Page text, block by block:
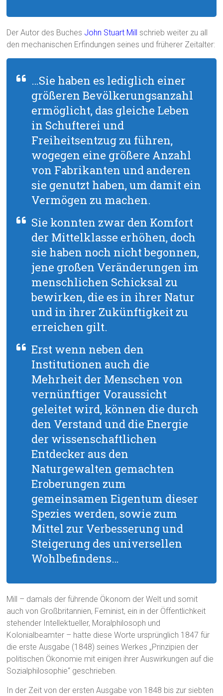
Der Autor des Buches John Stuart Mill schrieb weiter zu all
den mechanischen Erfindungen seines und früherer Zeitalter:
…Sie haben es lediglich einer
größeren Bevölkerungsanzahl
ermöglicht, das gleiche Leben
in Schufterei und
Freiheitsentzug zu führen,
wogegen eine größere Anzahl
von Fabrikanten und anderen
sie genutzt haben, um damit ein
Vermögen zu machen.
Sie konnten zwar den Komfort
der Mittelklasse erhöhen, doch
sie haben noch nicht begonnen,
jene großen Veränderungen im
menschlichen Schicksal zu
bewirken, die es in ihrer Natur
und in ihrer Zukünftigkeit zu
erreichen gilt.
Erst wenn neben den
Institutionen auch die
Mehrheit der Menschen von
vernünftiger Voraussicht
geleitet wird, können die durch
den Verstand und die Energie
der wissenschaftlichen
Entdecker aus den
Naturgewalten gemachten
Eroberungen zum
gemeinsamen Eigentum dieser
Spezies werden, sowie zum
Mittel zur Verbesserung und
Steigerung des universellen
Wohlbefindens…
Mill – damals der führende Ökonom der Welt und somit
auch von Großbritannien, Feminist, ein in der Öffentlichkeit
stehender Intellektueller, Moralphilosoph und
Kolonialbeamter – hatte diese Worte ursprünglich 1847 für
die erste Ausgabe (1848) seines Werkes „Prinzipien der
politischen Ökonomie mit einigen ihrer Auswirkungen auf die
Sozialphilosophie“ geschrieben.
In der Zeit von der ersten Ausgabe von 1848 bis zur siebten